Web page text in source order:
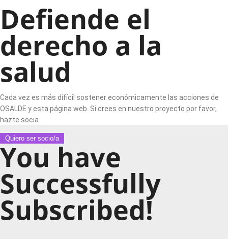
Defiende el
derecho a la
salud
Cada vez es más difícil sostener económicamente las acciones de
OSALDE y esta página web. Si crees en nuestro proyecto por favor,
hazte socia.
Quiero ser socio/a
You have
Successfully
Subscribed!